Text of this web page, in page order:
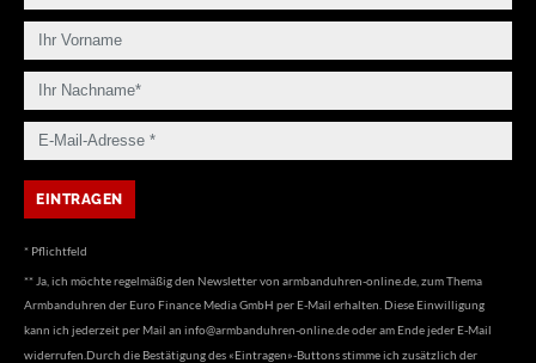
* Pflichtfeld
** Ja, ich möchte regelmäßig den Newsletter von armbanduhren-online.de, zum Thema
Armbanduhren der Euro Finance Media GmbH per E-Mail erhalten. Diese Einwilligung
kann ich jederzeit per Mail an info@armbanduhren-online.deoder am Ende jeder E-Mail
widerrufen.Durch die Bestätigung des «Eintragen»-Buttons stimme ich zusätzlich der